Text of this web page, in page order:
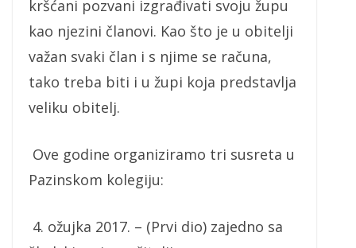
kršćani pozvani izgrađivati svoju župu
kao njezini članovi. Kao što je u obitelji
važan svaki član i s njime se računa,
tako treba biti i u župi koja predstavlja
veliku obitelj.
Ove godine organiziramo tri susreta u
Pazinskom kolegiju:
4. ožujka 2017. – (Prvi dio) zajedno sa